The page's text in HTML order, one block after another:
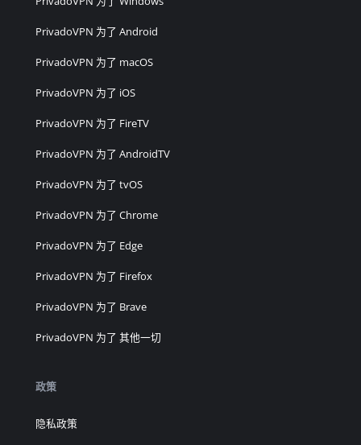
PrivadoVPN 为了 Android
PrivadoVPN 为了 macOS
PrivadoVPN 为了 iOS
PrivadoVPN 为了 FireTV
PrivadoVPN 为了 AndroidTV
PrivadoVPN 为了 tvOS
PrivadoVPN 为了 Chrome
PrivadoVPN 为了 Edge
PrivadoVPN 为了 Firefox
PrivadoVPN 为了 Brave
PrivadoVPN 为了 其他一切
政策
隐私政策